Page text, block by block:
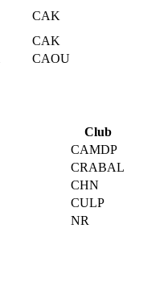
CAK
CAK
CAOU
Club
CAMDP
CRABAL
CHN
CULP
NR